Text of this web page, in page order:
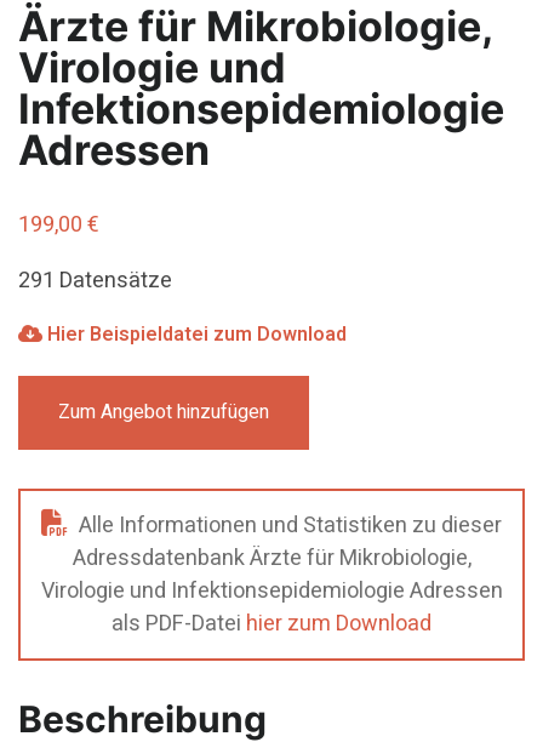
Ärzte für Mikrobiologie,
Virologie und
Infektionsepidemiologie
Adressen
199,00€
291 Datensätze
Hier Beispieldatei zum Download
Zum Angebot hinzufügen
Alle Informationen und Statistiken zu dieser
Adressdatenbank Ärzte für Mikrobiologie,
Virologie und Infektionsepidemiologie Adressen
als PDF-Datei hier zum Download
Beschreibung